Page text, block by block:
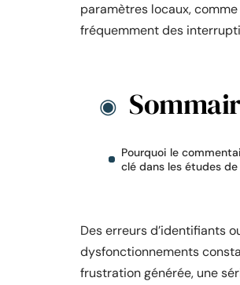
paramètres locaux,
fréquemment des
Pourquoi le
clé dans les études
Des erreurs d’identifiants
dysfonctionnements
frustration générée, une